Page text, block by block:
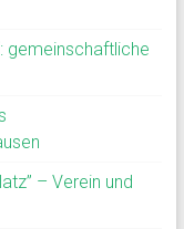
gemeinschaftliche
– Verein und